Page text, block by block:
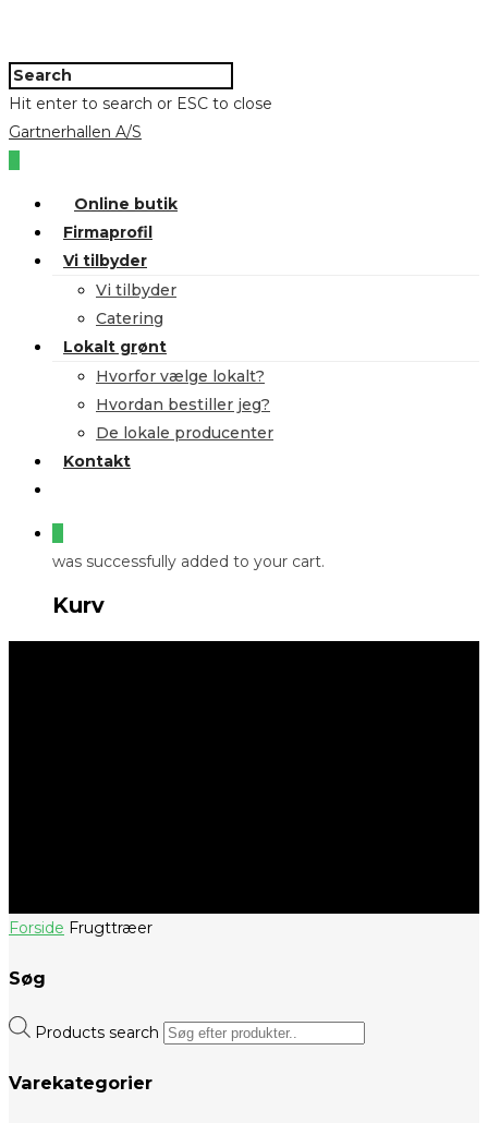
Hit enter to search or ESC to close
Gartnerhallen A/S
Online butik
Firmaprofil
Vi tilbyder
Vi tilbyder
Catering
Lokalt grønt
Hvorfor vælge lokalt?
Hvordan bestiller jeg?
De lokale producenter
Kontakt
was successfully added to your cart.
Kurv
Forside Frugttræer
Søg
Products search
Varekategorier